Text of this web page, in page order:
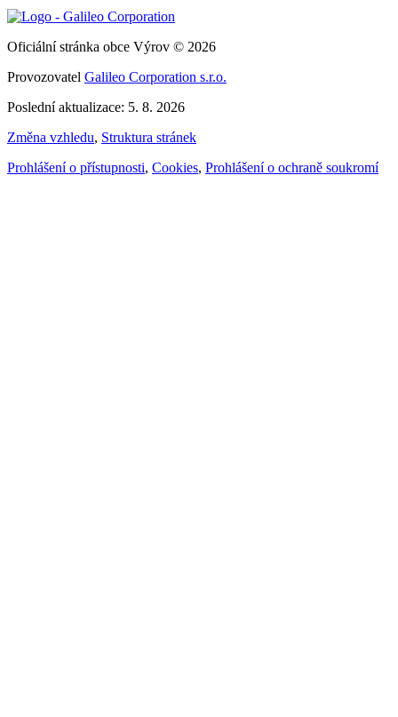
Oficiální stránka obce Výrov © 2026
Provozovatel Galileo Corporation s.r.o.
Poslední aktualizace: 5. 8. 2026
Změna vzhledu, Struktura stránek
Prohlášení o přístupnosti, Cookies, Prohlášení o ochraně soukromí